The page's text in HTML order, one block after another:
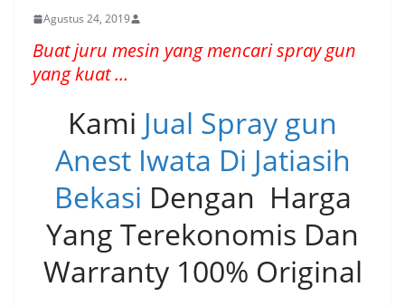
Agustus 24, 2019
Buat juru mesin yang mencari spray gun
yang kuat …
Kami Jual Spray gun
Anest Iwata Di Jatiasih
Bekasi Dengan Harga
Yang Terekonomis Dan
Warranty 100% Original